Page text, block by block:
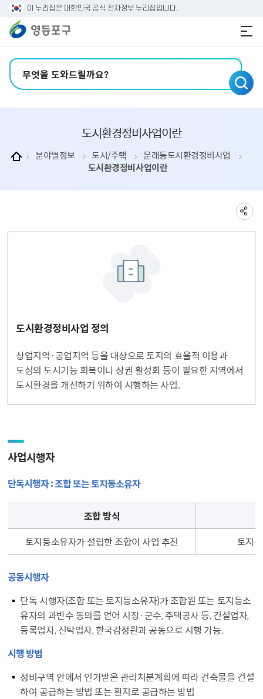
본문 바로가기
주메뉴 바로가기
이 누리집은 대한민국 공식 전자정부 누리집입니다.
도시환경정비사업이란
분야별정보 도시/주택
문래동도시환경정비사업
도시환경정비사업이란
도시환경정비사업 정의
상업지역·공업지역 등을 대상으로 토지의 효율적 이용과
도심의 도시기능 회복이나 상권 활성화 등이 필요한 지역에서
도시환경을 개선하기 위하여 시행하는 사업.
사업시행자
단독시행자 : 조합 또는 토지등소유자
조합 방식
토지등소유자가 설립한 조합이 사업 추진
토지
공동시행자
단독 시행자(조합 또는 토지등소유자)가 조합원 또는 토지등소
유자의 과반수 동의를 얻어 시장·군수, 주택공사 등, 건설업자,
등록업자, 신탁업자, 한국감정원과 공동으로 시행 가능.
시행 방법
정비구역 안에서 인가받은 관리처분계획에 따라 건축물을 건설
하여 공급하는 방법 또는 환지로 공급하는 방법